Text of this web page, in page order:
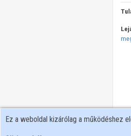
Ez a weboldal kizárólag a működéshez